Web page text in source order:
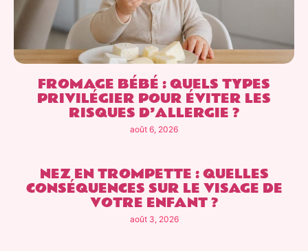
FROMAGE BÉBÉ : QUELS TYPES
PRIVILÉGIER POUR ÉVITER LES
RISQUES D’ALLERGIE ?
août 6, 2026
NEZ EN TROMPETTE : QUELLES
CONSÉQUENCES SUR LE VISAGE DE
VOTRE ENFANT ?
août 3, 2026